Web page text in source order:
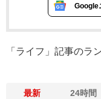
Google
「ライフ」記事のラ
最新 24時間